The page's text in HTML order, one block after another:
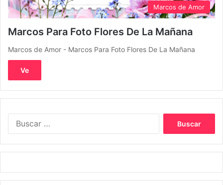
Marcos de Amor
Marcos Para Foto Flores De La Mañana
Marcos de Amor - Marcos Para Foto Flores De La Mañana
Ve